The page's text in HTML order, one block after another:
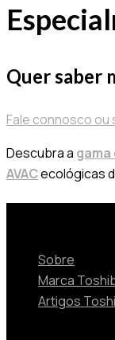
Quer saber
Fale connosco ou
Descubra a
AVACecológicas
Sobre
Marca
Artigos